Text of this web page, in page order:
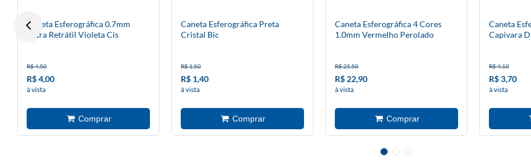
Caneta Esferográfica 0.7mm
Petra Retrátil Violeta Cis
R$ 4,50
R$ 4,00
à vista
Caneta Esferográfica Preta
Cristal Bic
R$ 1,50
R$ 1,40
à vista
Caneta Esferográfica 4 Cores
1.0mm Vermelho Perolado
R$ 25,50
R$ 22,90
à vista
Caneta
Capivara
R$ 4,10
R$ 3,70
à vista